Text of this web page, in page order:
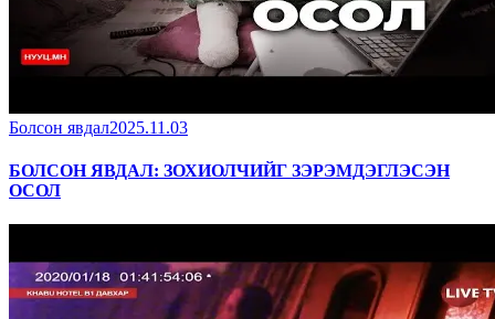
Болсон явдал2025.11.03
БОЛСОН ЯВДАЛ: ЗОХИОЛЧИЙГ ЗЭРЭМДЭГЛЭСЭН
ОСОЛ